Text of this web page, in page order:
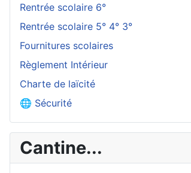
Rentrée scolaire 6°
Rentrée scolaire 5° 4° 3°
Fournitures scolaires
Règlement Intérieur
Charte de laïcité
🌐 Sécurité
Cantine...